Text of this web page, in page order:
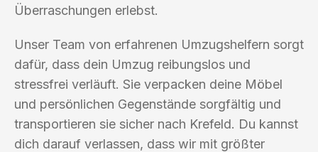
Überraschungen erlebst.
Unser Team von erfahrenen Umzugshelfern sorgt
dafür, dass dein Umzug reibungslos und
stressfrei verläuft. Sie verpacken deine Möbel
und persönlichen Gegenstände sorgfältig und
transportieren sie sicher nach Krefeld. Du kannst
dich darauf verlassen, dass wir mit größter